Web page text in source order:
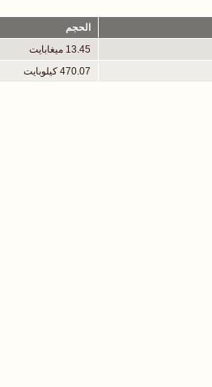
الحجم
13.45 ميغابايت
470.07 كيلوبايت